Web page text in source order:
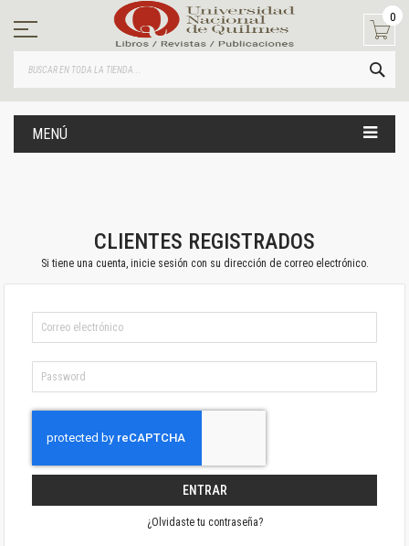
contenido
0
MENÚ
CLIENTES REGISTRADOS
Si tiene una cuenta, inicie sesión con su dirección de correo electrónico.
ENTRAR
¿Olvidaste tu contraseña?